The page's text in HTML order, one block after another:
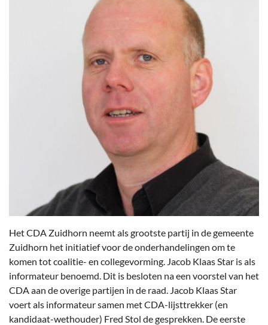
Het CDA Zuidhorn neemt als grootste partij in de gemeente
Zuidhorn het initiatief voor de onderhandelingen om te
komen tot coalitie- en collegevorming. Jacob Klaas Star is als
informateur benoemd. Dit is besloten na een voorstel van het
CDA aan de overige partijen in de raad. Jacob Klaas Star
voert als informateur samen met CDA-lijsttrekker (en
kandidaat-wethouder) Fred Stol de gesprekken. De eerste